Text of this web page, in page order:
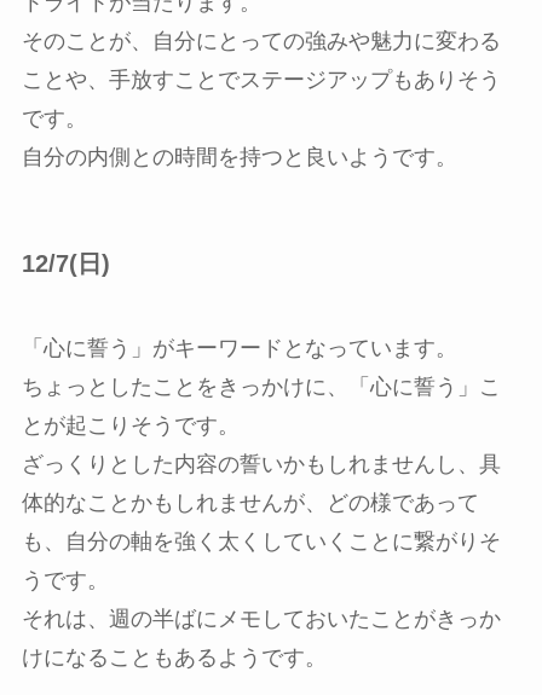
そのことが、自分にとっての強みや魅力に変わる
ことや、手放すことでステージアップもありそう
です。
自分の内側との時間を持つと良いようです。
12/7(日)
「心に誓う」がキーワードとなっています。
ちょっとしたことをきっかけに、「心に誓う」こ
とが起こりそうです。
ざっくりとした内容の誓いかもしれませんし、具
体的なことかもしれませんが、どの様であって
も、自分の軸を強く太くしていくことに繋がりそ
うです。
それは、週の半ばにメモしておいたことがきっか
けになることもあるようです。